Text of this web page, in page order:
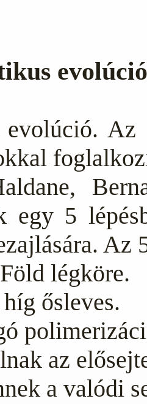
Az
egy 5
Az
légköre.
ősleves.
az
a valódi